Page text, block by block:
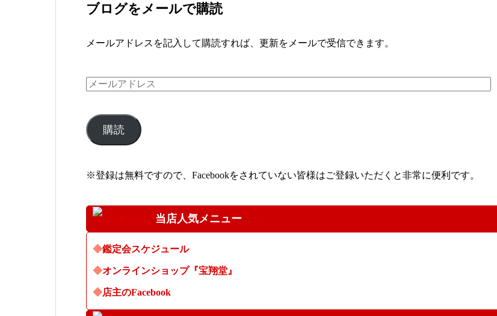
ブログをメールで購読
メールアドレスを記入して購読すれば、更新をメールで受信できます。
メ
ル
ド
ス
購読
※登録は無料ですので、Facebookをされていない皆様はご登録いただくと非常に便利です。
当店人気メニュー
◆鑑定会スケジュール
◆オンラインショップ『宝翔堂』
◆店主のFacebook